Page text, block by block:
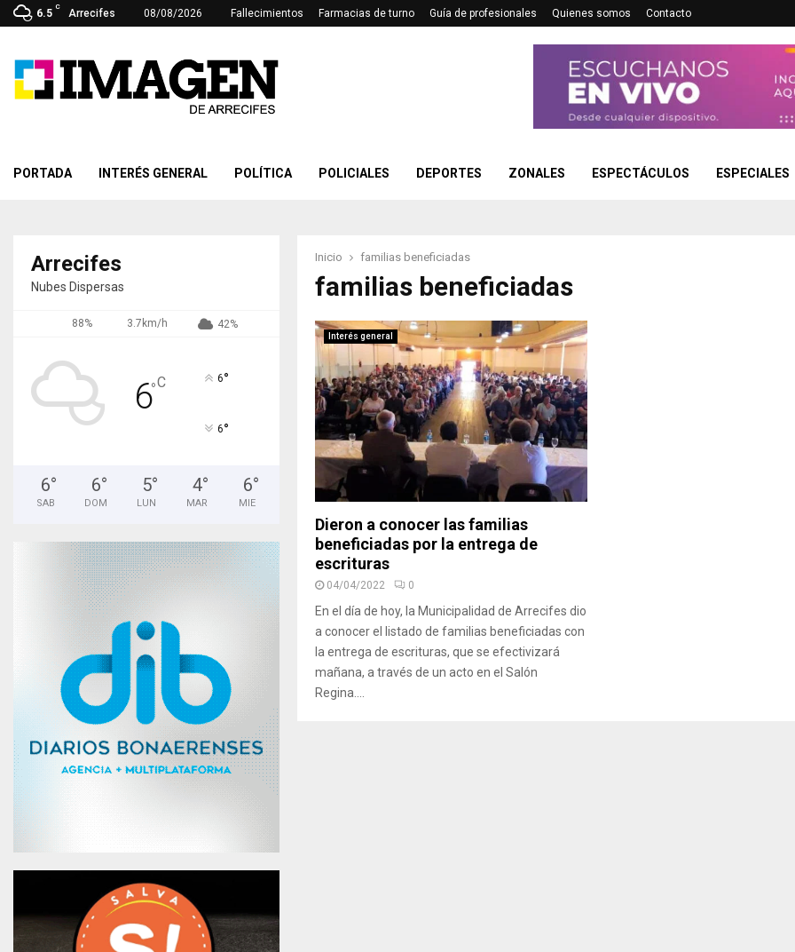
6.5
C
Arrecifes 08/08/2026 Fallecimientos Farmacias de turno Guía de profesionales Quienes somos Contacto
PORTADA INTERÉS GENERAL POLÍTICA POLICIALES DEPORTES ZONALES ESPECTÁCULOS ESPECIALES
Inicio familias beneficiadas
familias beneficiadas
Interés general
Dieron a conocer las familias
beneficiadas por la entrega de
escrituras
04/04/2022 0
En el día de hoy, la Municipalidad de Arrecifes dio
a conocer el listado de familias beneficiadas con
la entrega de escrituras, que se efectivizará
mañana, a través de un acto en el Salón
Regina....
Arrecifes
Nubes Dispersas
88% 3.7km/h 42%
6°C 6°
6°
6°
SAB
6°
DOM
5°
LUN
4°
MAR
6°
MIE